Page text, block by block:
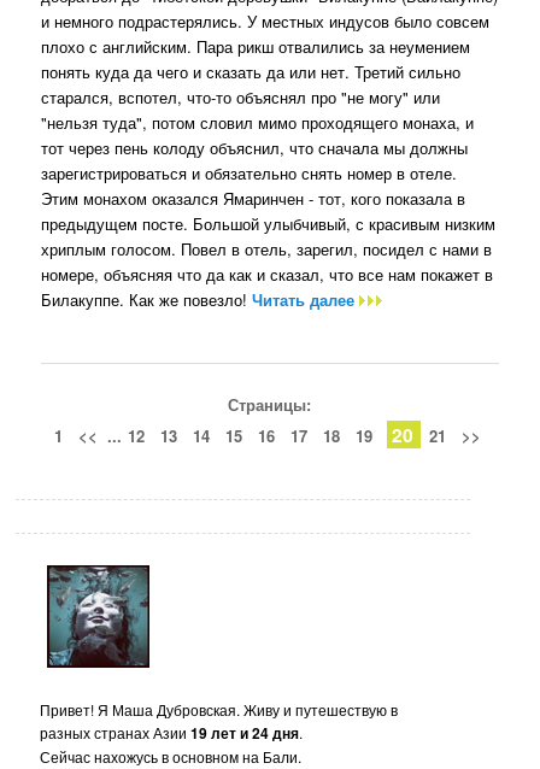
и немного подрастерялись. У местных индусов было совсем
плохо с английским. Пара рикш отвалились за неумением
понять куда да чего и сказать да или нет. Третий сильно
старался, вспотел, что-то объяснял про "не могу" или
"нельзя туда", потом словил мимо проходящего монаха, и
тот через пень колоду объяснил, что сначала мы должны
зарегистрироваться и обязательно снять номер в отеле.
Этим монахом оказался Ямаринчен - тот, кого показала в
предыдущем посте. Большой улыбчивый, с красивым низким
хриплым голосом. Повел в отель, зарегил, посидел с нами в
номере, объясняя что да как и сказал, что все нам покажет в
Билакуппе. Как же повезло!Читать далее
Страницы:
1
<< ... 12 13 14 15 16 17 18 19 20 21 >>
Привет! Я Маша Дубровская. Живу и путешествую в
разных странах Азии19 лет и 24 дня.
Сейчас нахожусь в основном на Бали.